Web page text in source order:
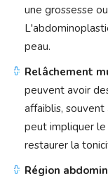
une grossesse
peau.
Relâchement
peuvent avoir
affaiblis,
peut impliquer
restaurer la
Région